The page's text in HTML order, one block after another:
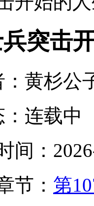
突击
黄杉公
连载中
间：
节： 第